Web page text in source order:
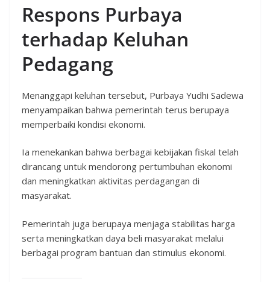
Respons Purbaya
terhadap Keluhan
Pedagang
Menanggapi keluhan tersebut, Purbaya Yudhi Sadewa
menyampaikan bahwa pemerintah terus berupaya
memperbaiki kondisi ekonomi.
Ia menekankan bahwa berbagai kebijakan fiskal telah
dirancang untuk mendorong pertumbuhan ekonomi
dan meningkatkan aktivitas perdagangan di
masyarakat.
Pemerintah juga berupaya menjaga stabilitas harga
serta meningkatkan daya beli masyarakat melalui
berbagai program bantuan dan stimulus ekonomi.